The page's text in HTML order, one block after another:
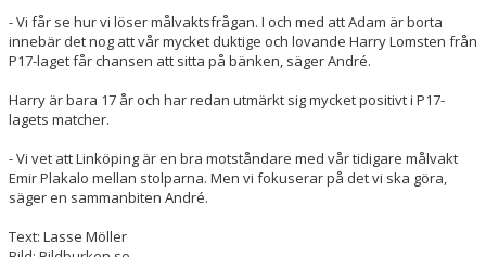
- Vi får se hur vi löser målvaktsfrågan. I och med att Adam är borta
innebär det nog att vår mycket duktige och lovande Harry Lomsten från
P17-laget får chansen att sitta på bänken, säger André.
Harry är bara 17 år och har redan utmärkt sig mycket positivt i P17-
lagets matcher.
- Vi vet att Linköping är en bra motståndare med vår tidigare målvakt
Emir Plakalo mellan stolparna. Men vi fokuserar på det vi ska göra,
säger en sammanbiten André.
Text: Lasse Möller